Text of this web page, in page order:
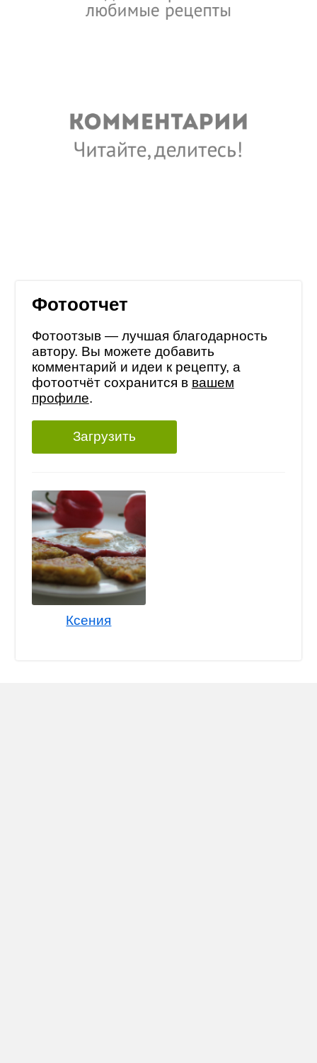
Фотоотчет
Фотоотзыв — лучшая благодарность
автору. Вы можете добавить
комментарий и идеи к рецепту, а
фотоотчёт сохранится в вашем
профиле.
Загрузить
Ксения